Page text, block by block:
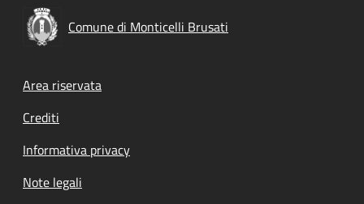
Comune di Monticelli Brusati
Footer menu
Area riservata
Crediti
Informativa privacy
Note legali